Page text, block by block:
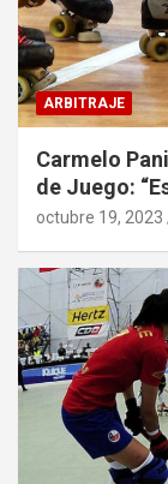
ARBITRAJE
Carmelo
de Juego:
octubre 19, 2023